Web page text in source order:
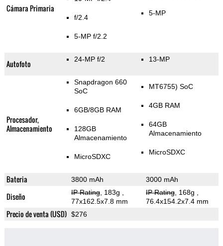
Cámara Primaria
f/2.4
5-MP f/2.2
5-MP
Autofoto 24-MP f/2 13-MP
Procesador,
Almacenamiento
Snapdragon 660
SoC
6GB/8GB RAM
128GB
Almacenamiento
MicroSDXC
MT6755) SoC
4GB RAM
64GB
Almacenamiento
MicroSDXC
Bateria 3800 mAh 3000 mAh
Diseño IP Rating, 183g
77x162.5x7.8 mm
IP Rating, 168g
76.4x154.2x7.4 mm
Precio de venta (USD) $276